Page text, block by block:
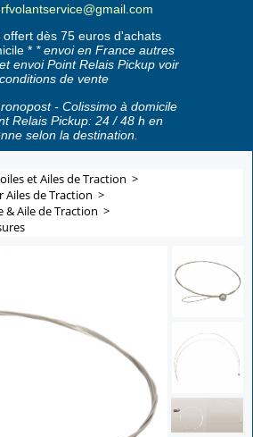
offert dès 75 euros d'achats
* * envoi en France autres
envoi Point Relais Pickup voir
conditions de vente
- Colissimo à domicile
Relais Pickup: 24 / 48 h en
selon la destination.
et Ailes de Traction >
Ailes de Traction >
& Aile de Traction >